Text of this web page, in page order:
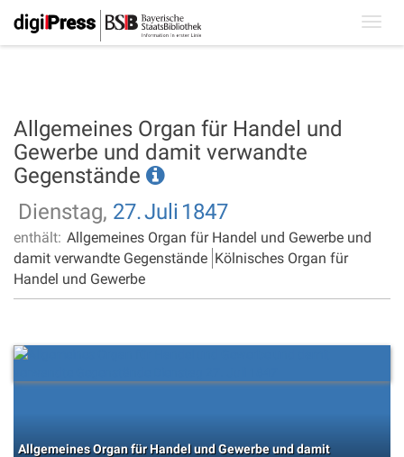
Allgemeines Organ für Handel und
Gewerbe und damit verwandte
Gegenstände
Dienstag, 27.Juli 1847
enthält: Allgemeines Organ für Handel und Gewerbe und
damit verwandte Gegenstände Kölnisches Organ für
Handel und Gewerbe
Allgemeines Organ für Handel und Gewerbe und damit